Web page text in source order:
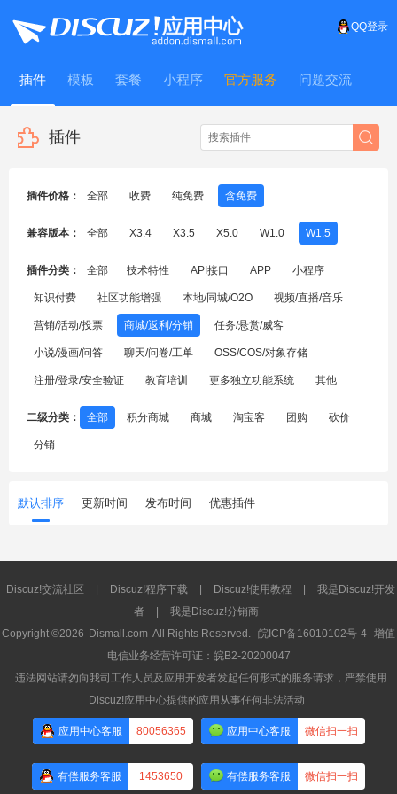
QQ登录
插件 模板 套餐 小程序 官方服务 问题交流
WitFrame
插件
插件价格： 全部 收费 纯免费 含免费
兼容版本： 全部 X3.4 X3.5 X5.0 W1.0 W1.5
插件分类： 全部 技术特性 API接口 APP 小程序
知识付费 社区功能增强 本地/同城/O2O 视频/直播/音乐
营销/活动/投票 商城/返利/分销 任务/悬赏/威客
小说/漫画/问答 聊天/问卷/工单 OSS/COS/对象存储
注册/登录/安全验证 教育培训 更多独立功能系统 其他
二级分类： 全部 积分商城 商城 淘宝客 团购 砍价
分销
默认排序 更新时间 发布时间 优惠插件
Discuz!交流社区 Discuz!程序下载 Discuz!使用教程
我是Discuz!开发
者
我是Discuz!分销商
Copyright ©2026 Dismall.com All Rights Reserved. 皖ICP备16010102号-4 增值
电信业务经营许可证：皖B2-20200047
违法网站请勿向我司工作人员及应用开发者发起任何形式的服务请求，严禁使用
Discuz!应用中心提供的应用从事任何非法活动
应用中心客服 80056365 应用中心客服 微信扫一扫
有偿服务客服 1453650 有偿服务客服 微信扫一扫